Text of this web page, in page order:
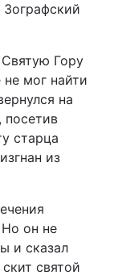
Гору
мог найти
на
посетив
старца
из
он не
и сказал
святой